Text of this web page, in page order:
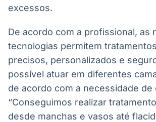
Soluções de
Broadcast
Radar
Monitoramento
inteligente de
notícias e
conteúdos
Broadcast
excessos.
De acordo com a profissional, as
tecnologias permitem
precisos, personalizados e
possível atuar em diferentes
de acordo com a necessidade de
“Conseguimos realizar
desde manchas e vasos até